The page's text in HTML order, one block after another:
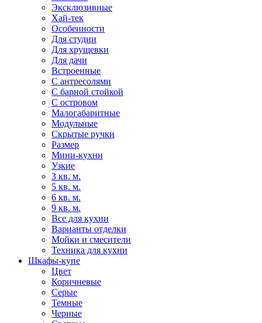
Эксклюзивные
Хай-тек
Особенности
Для студии
Для хрущевки
Для дачи
Встроенные
С антресолями
С барной стойкой
С островом
Малогабаритные
Модульные
Скрытые ручки
Размер
Мини-кухни
Узкие
3 кв. м.
5 кв. м.
6 кв. м.
9 кв. м.
Все для кухни
Варианты отделки
Мойки и смесители
Техника для кухни
Шкафы-купе
Цвет
Коричневые
Серые
Темные
Черные